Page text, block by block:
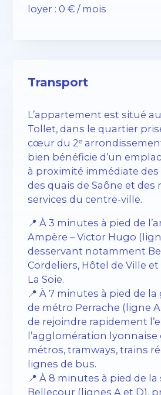
loyer : 0 € / mois
Transport
L’appartement est situé
Tollet, dans le quartier
cœur du 2ᵉ
bien bénéficie d’un
à proximité immédiate des
des quais de Saône et des
services du centre-ville.
📍 À 3 minutes à pied de
Ampère – Victor Hugo
desservant notamment
Cordeliers, Hôtel de Ville
La Soie.
📍 À 7 minutes à pied de
de métro Perrache (ligne
de rejoindre rapidement
l’agglomération lyonnaise
métros, tramways, trains
lignes de bus.
📍 À 8 minutes à pied de
Bellecour (lignes A et D),